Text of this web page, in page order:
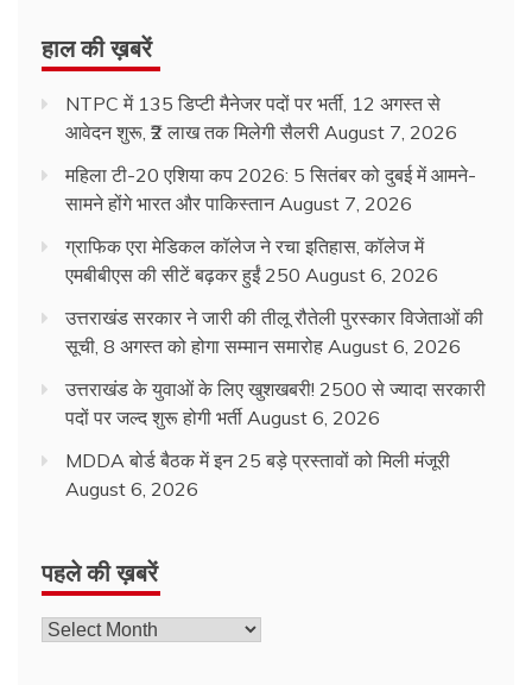
हाल की ख़बरें
NTPC में 135 डिप्टी मैनेजर पदों पर भर्ती, 12 अगस्त से
आवेदन शुरू, ₹2 लाख तक मिलेगी सैलरी August 7, 2026
महिला टी-20 एशिया कप 2026: 5 सितंबर को दुबई में आमने-
सामने होंगे भारत और पाकिस्तान August 7, 2026
ग्राफिक एरा मेडिकल कॉलेज ने रचा इतिहास, कॉलेज में
एमबीबीएस की सीटें बढ़कर हुईं 250 August 6, 2026
उत्तराखंड सरकार ने जारी की तीलू रौतेली पुरस्कार विजेताओं की
सूची, 8 अगस्त को होगा सम्मान समारोह August 6, 2026
उत्तराखंड के युवाओं के लिए खुशखबरी! 2500 से ज्यादा सरकारी
पदों पर जल्द शुरू होगी भर्ती August 6, 2026
MDDA बोर्ड बैठक में इन 25 बड़े प्रस्तावों को मिली मंजूरी
August 6, 2026
पहले की ख़बरें
पहले